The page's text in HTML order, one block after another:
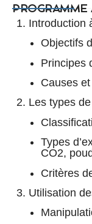
1. Introduction
Objectifs
Principes
Causes
2. Les types
Types
CO2,
Critères
3. Utilisation